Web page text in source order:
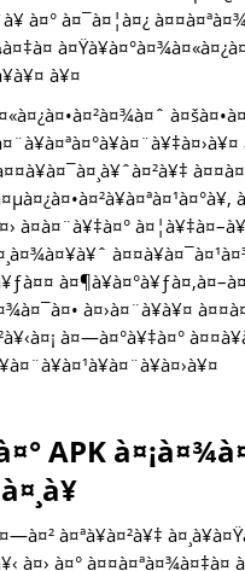
à¤° à¤¯à¤¦à¤¿
à¥¤
à¤­à¤¨à¥‡à¤°
à¤›à¤¨à¥à¥¤
à¤—à¤°à¥‡à¤°
APK
à¤ªà¥à¤²à¥‡
à¤› à¤° à¤¤à¤ªà¤¾à¤‡à¤